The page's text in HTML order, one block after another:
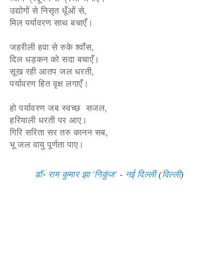
उद्योगों से निसृत धूँओं से,
मिल पर्यावरण साथ बचाएँ।
जहरीली हवा से रुके श्वाँस,
दिल धड़कन को सदा बचाएँ।
सूख रही आतप जल धरती,
पर्यावरण हित वृक्ष लगाएँ।
हो पर्यावरण जब स्वच्छ सजल,
हरियाली धरती पर आए।
गिरि सरिता सर तरु कानन सब,
भू जल वायु पूर्णता पाए।
डॉ॰ राम कुमार झा 'निकुंज' - नई दिल्ली(दिल्ली)